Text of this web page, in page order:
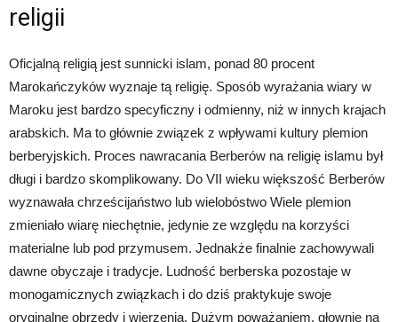
religii
Oficjalną religią jest sunnicki islam, ponad 80 procent
Marokańczyków wyznaje tą religię. Sposób wyrażania wiary w
Maroku jest bardzo specyficzny i odmienny, niż w innych krajach
arabskich. Ma to głównie związek z wpływami kultury plemion
berberyjskich. Proces nawracania Berberów na religię islamu był
długi i bardzo skomplikowany. Do VII wieku większość Berberów
wyznawała chrześcijaństwo lub wielobóstwo Wiele plemion
zmieniało wiarę niechętnie, jedynie ze względu na korzyści
materialne lub pod przymusem. Jednakże finalnie zachowywali
dawne obyczaje i tradycje. Ludność berberska pozostaje w
monogamicznych związkach i do dziś praktykuje swoje
oryginalne obrzędy i wierzenia. Dużym poważaniem, głownie na